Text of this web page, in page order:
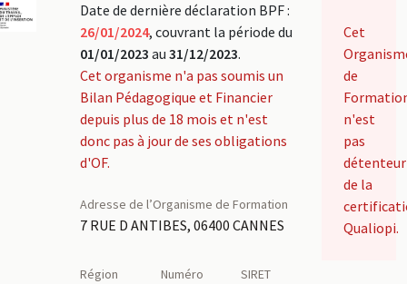
Date de dernière déclaration BPF :
26/01/2024, couvrant la période du
01/01/2023 au 31/12/2023.
Cet organisme n'a pas soumis un
Bilan Pédagogique et Financier
depuis plus de 18 mois et n'est
donc pas à jour de ses obligations
d'OF.
Adresse de l’Organisme de Formation
7 RUE D ANTIBES, 06400 CANNES
Région
Numéro
SIRET
Cet
de
n'est
pas
détenteur
de la
Qualiopi.